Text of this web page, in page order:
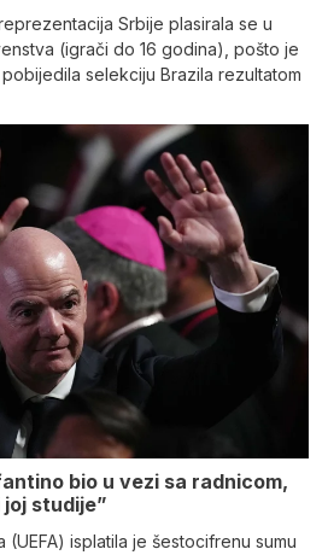
Srbije plasirala se u
(igrači do 16 godina), pošto je
selekciju Brazila rezultatom
bio u vezi sa radnicom,
studije”
isplatila je šestocifrenu sumu